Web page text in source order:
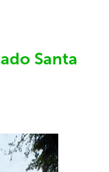
Santa